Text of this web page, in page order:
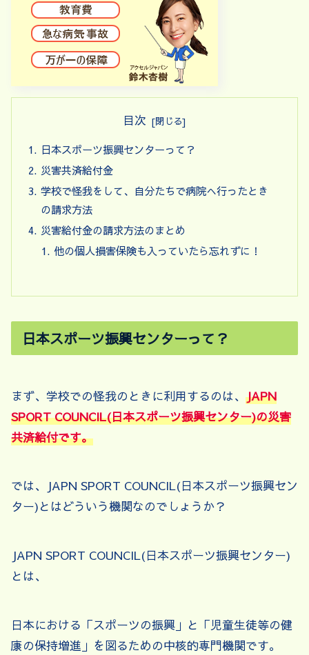
目次
日本スポーツ振興センターって？
災害共済給付金
学校で怪我をして、自分たちで病院へ行ったとき
の請求方法
災害給付金の請求方法のまとめ
他の個人損害保険も入っていたら忘れずに！
日本スポーツ振興センターって？
まず、学校での怪我のときに利用するのは、 JAPN
SPORT COUNCIL(日本スポーツ振興センター)の災害
共済給付です。
では、JAPN SPORT COUNCIL(日本スポーツ振興セン
ター)とはどういう機関なのでしょうか？
JAPN SPORT COUNCIL(日本スポーツ振興センター)
とは、
日本における「スポーツの振興」と「児童生徒等の健
康の保持増進」を図るための中核的専門機関です。